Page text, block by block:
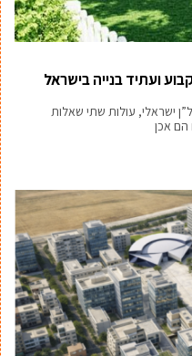
ועתיד בנייה בישראל
ישראלי, עולות שתי שאלות
הם אכן